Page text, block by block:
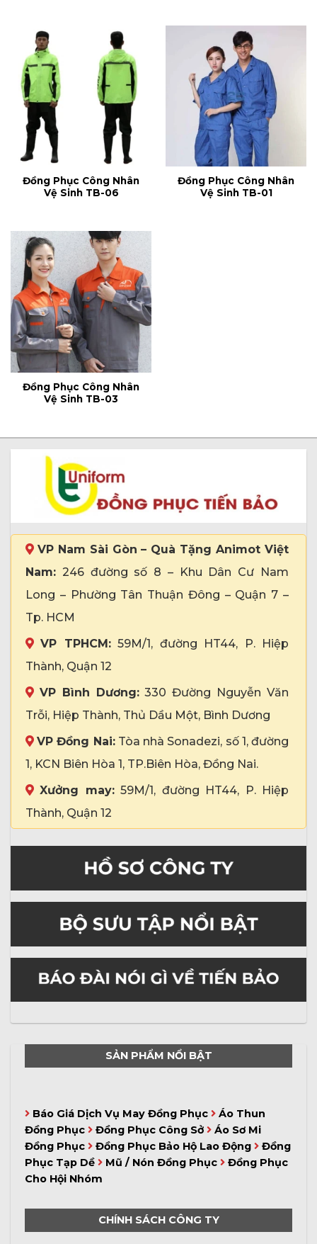
Đồng Phục Công Nhân
Vệ Sinh TB-06
Đồng Phục Công Nhân
Vệ Sinh TB-01
Đồng Phục Công Nhân
Vệ Sinh TB-03
VP Nam Sài Gòn – Quà Tặng Animot Việt
Nam: 246 đường số 8 – Khu Dân Cư Nam
Long – Phường Tân Thuận Đông – Quận 7 –
Tp. HCM
VP TPHCM:59M/1, đường HT44, P. Hiệp
Thành, Quận 12
VP Bình Dương:330 Đường Nguyễn Văn
Trỗi, Hiệp Thành, Thủ Dầu Một, Bình Dương
VP Đồng Nai:Tòa nhà Sonadezi, số 1, đường
1, KCN Biên Hòa 1, TP.Biên Hòa, Đồng Nai.
Xưởng may:59M/1, đường HT44, P. Hiệp
Thành, Quận 12
SẢN PHẨM NỔI BẬT
Báo Giá Dịch Vụ May Đồng Phục
Áo Thun
Đồng Phục
Đồng Phục Công Sở
Áo Sơ Mi
Đồng Phục
Đồng Phục Bảo Hộ Lao Động
Đồng
Phục Tạp Dề
Mũ / Nón Đồng Phục
Đồng Phục
Cho Hội Nhóm
CHÍNH SÁCH CÔNG TY